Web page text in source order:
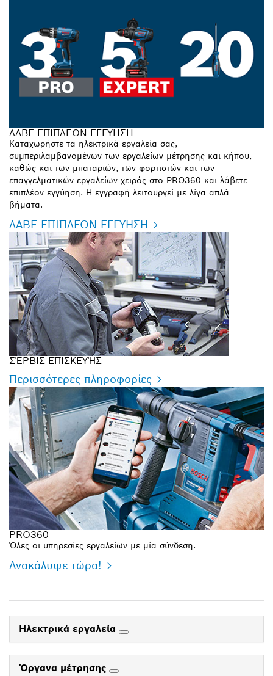
ΛΑΒΕ ΕΠΙΠΛΕΟΝ ΕΓΓΥΗΣΗ
Καταχωρήστε τα ηλεκτρικά εργαλεία σας,
συμπεριλαμβανομένων των εργαλείων μέτρησης και κήπου,
καθώς και των μπαταριών, των φορτιστών και των
επαγγελματικών εργαλείων χειρός στο PRO360 και λάβετε
επιπλέον εγγύηση. Η εγγραφή λειτουργεί με λίγα απλά
βήματα.
ΛΑΒΕ ΕΠΙΠΛΕΟΝ ΕΓΓΥΗΣΗ
ΣΈΡΒΙΣ ΕΠΙΣΚΕΥΉΣ
Περισσότερες πληροφορίες
PRO360
Όλες οι υπηρεσίες εργαλείων με μία σύνδεση.
Ανακάλυψε τώρα!
Ηλεκτρικά εργαλεία
Όργανα μέτρησης